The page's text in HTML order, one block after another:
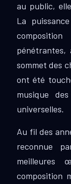
au public,
La
sommet des
ont été
musique
universelles.
Au fil des
reconnue
meilleures
composition